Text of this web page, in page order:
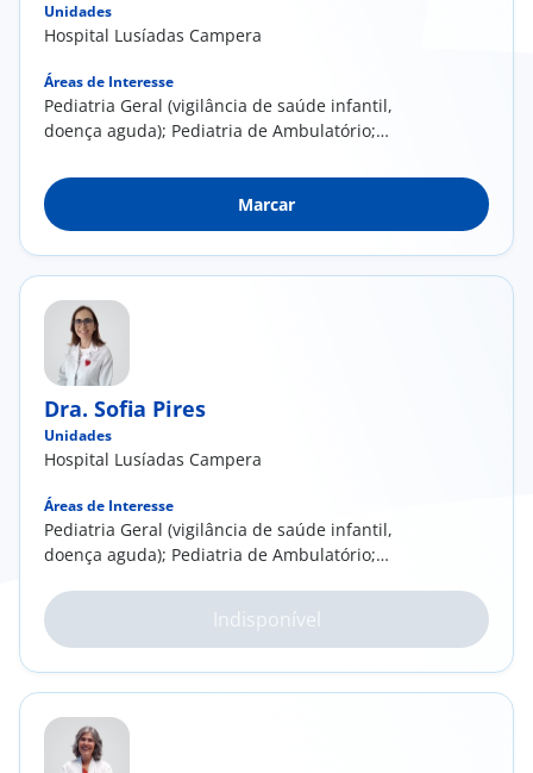
Unidades
Hospital Lusíadas Campera
Áreas de Interesse
Pediatria Geral (vigilância de saúde infantil,
doença aguda); Pediatria de Ambulatório;
Marcar
Dra. Sofia Pires
Unidades
Hospital Lusíadas Campera
Áreas de Interesse
Pediatria Geral (vigilância de saúde infantil,
doença aguda); Pediatria de Ambulatório;
Indisponível